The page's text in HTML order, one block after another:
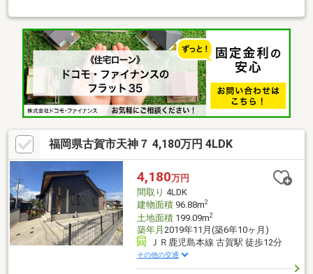
まず何からすればいい？◎小さなことからなんでも・いつでも♪〇
新宮海水浴場徒歩圏内♪〇新耐震基準・住宅ローン控除利用可♪〇
水回り新品交換済み♪【教育】◆新宮小学校：徒歩18分◆新宮中
学校：徒歩13分【暮らし】◆新宮中央スーパー：徒歩14分◆ロー
ソン新宮緑ケ浜四丁目店：徒歩13分◆西日本シティ銀行新宮町役
場：徒歩12分◇◆◇◆◇◇◆◇◆◇◇◆◇◆◇◇◆◇◆◇
福岡県古賀市天神７ 4,180万円 4LDK
4,180万円
間取り 4LDK
建物面積96.88m2
土地面積199.09m2
築年月 2019年11月(築6年10ヶ月)
ＪＲ鹿児島本線 古賀駅 徒歩12分
その他の交通